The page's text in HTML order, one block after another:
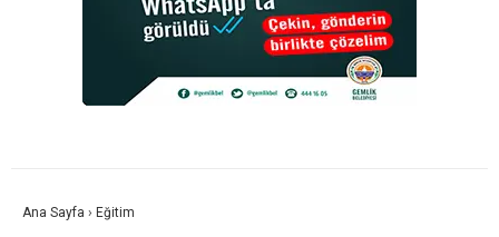
Ana Sayfa › Eğitim